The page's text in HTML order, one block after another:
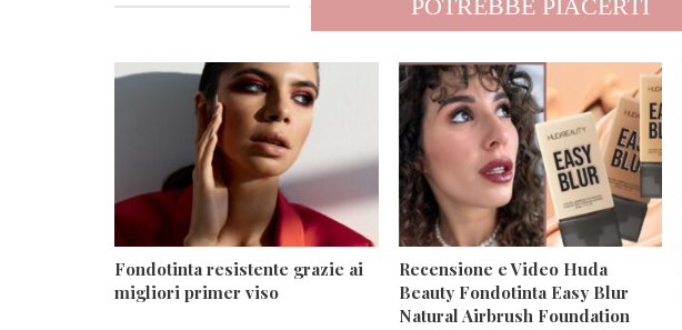
POTREBBE PIACERTI
Fondotinta resistente grazie ai
migliori primer viso
Recensione e Video Huda
Beauty Fondotinta Easy Blur
Natural Airbrush Foundation